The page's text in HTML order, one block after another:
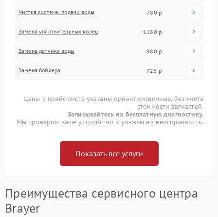
Чистка системы подачи воды 780 р
Замена уплотнительных колец 1180 р
Замена датчика воды 980 р
Замена бойлера 725 р
Цены в прайс-листе указаны ориентировочные, без учета
стоимости запчастей.
Записывайтесь на бесплатную диагностику.
Мы проверим ваше устройство и укажем на неисправность.
Показать все услуги
Преимущества сервисного центра
Brayer